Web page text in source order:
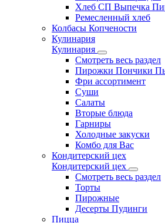
Хлеб СП Выпечка
Ремесленный хлеб
Колбасы Копчености
Кулинария
Кулинария
Смотреть весь раздел
Пирожки Пончики
Фри ассортимент
Суши
Салаты
Вторые блюда
Гарниры
Холодные закуски
Комбо для Вас
Кондитерский цех
Кондитерский цех
Смотреть весь раздел
Торты
Пирожные
Десерты Пудинги
Пицца